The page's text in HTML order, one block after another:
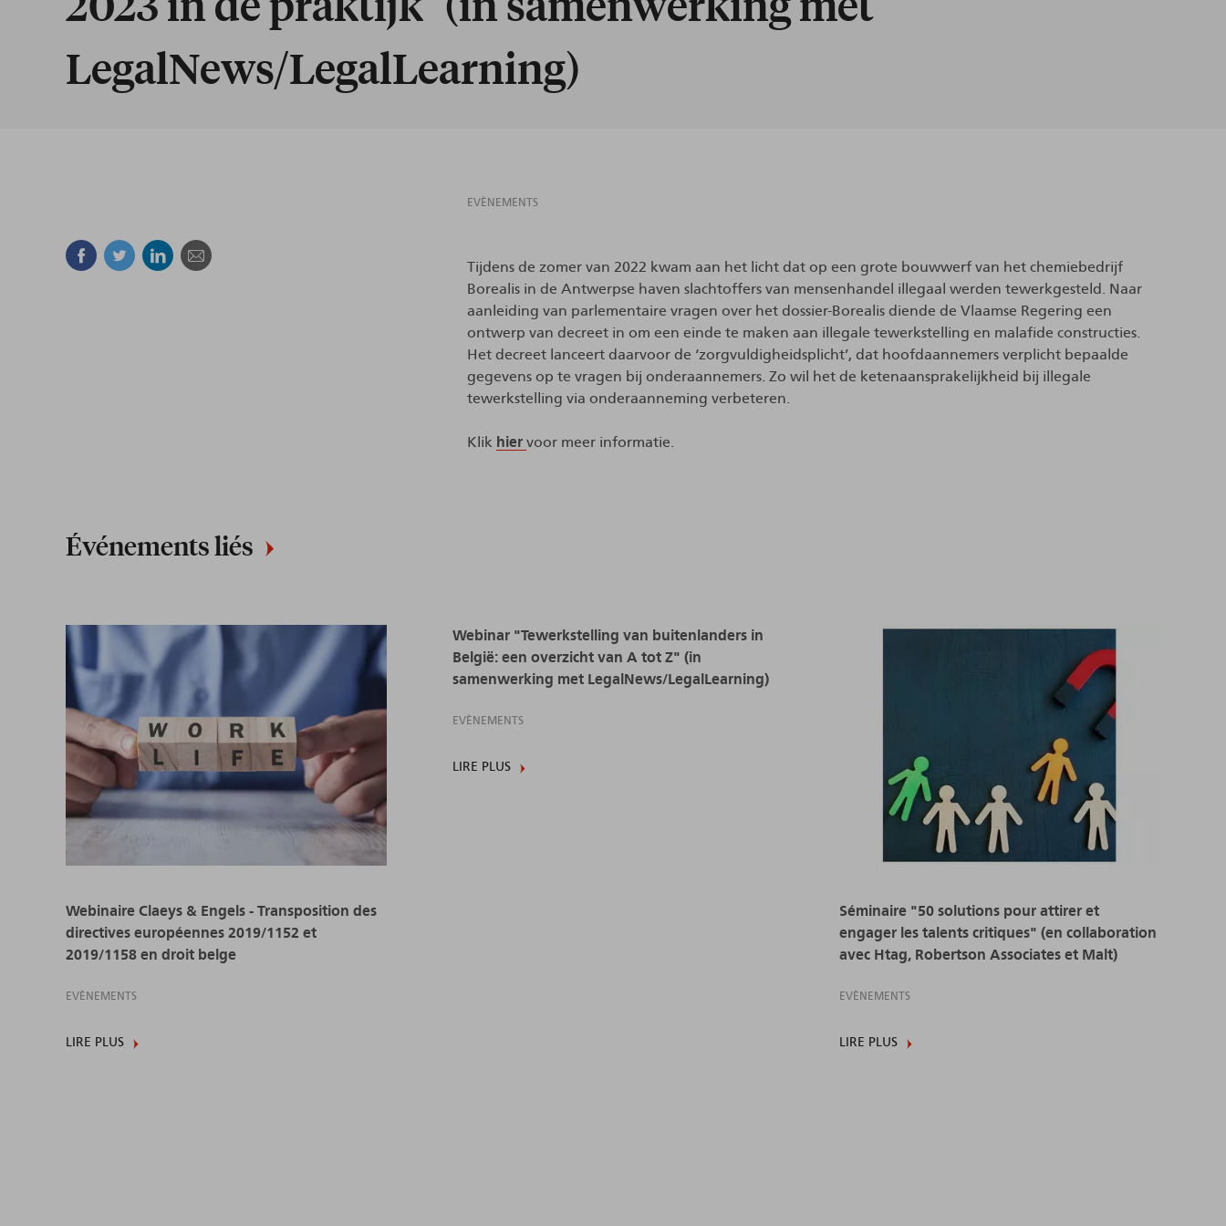
LegalNews/LegalLearning)
EVÈNEMENTS
Tijdens de zomer van 2022 kwam aan het licht dat op een grote bouwwerf van het chemiebedrijf
Borealis in de Antwerpse haven slachtoffers van mensenhandel illegaal werden tewerkgesteld. Naar
aanleiding van parlementaire vragen over het dossier-Borealis diende de Vlaamse Regering een
ontwerp van decreet in om een einde te maken aan illegale tewerkstelling en malafide constructies.
Het decreet lanceert daarvoor de ‘zorgvuldigheidsplicht’, dat hoofdaannemers verplicht bepaalde
gegevens op te vragen bij onderaannemers. Zo wil het de ketenaansprakelijkheid bij illegale
tewerkstelling via onderaanneming verbeteren.
Klik hier voor meer informatie.
Événements liés
Webinaire Claeys & Engels - Transposition des
directives européennes 2019/1152 et
2019/1158 en droit belge
EVÈNEMENTS
LIRE PLUS
Webinar "Tewerkstelling van buitenlanders in
België: een overzicht van A tot Z" (in
samenwerking met LegalNews/LegalLearning)
EVÈNEMENTS
LIRE PLUS
Séminaire "50 solutions pour attirer et
engager les talents critiques" (en collaboration
avec Htag, Robertson Associates et Malt)
EVÈNEMENTS
LIRE PLUS
Facebook
TwitterLinkedinCourriel